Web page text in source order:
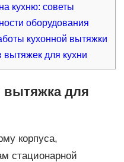
кухню: советы
оборудования
кухонной вытяжки
для кухни
вытяжка для
корпуса,
стационарной